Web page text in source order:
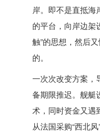
岸。即不是直抵海
的平台，向岸边架
触”的思想，然后
的。
一次次改变方案，
备期限推迟。舰艇
术，同时资金又遇
从法国采购“西北